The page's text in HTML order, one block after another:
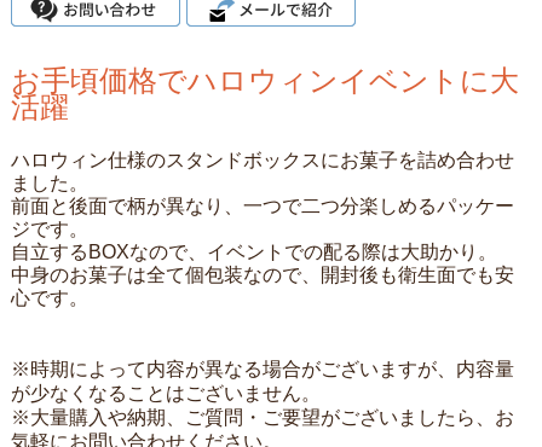
お手頃価格でハロウィンイベントに大
活躍
ハロウィン仕様のスタンドボックスにお菓子を詰め合わせ
ました。
前面と後面で柄が異なり、一つで二つ分楽しめるパッケー
ジです。
自立するBOXなので、イベントでの配る際は大助かり。
中身のお菓子は全て個包装なので、開封後も衛生面でも安
心です。
※時期によって内容が異なる場合がございますが、内容量
が少なくなることはございません。
※大量購入や納期、ご質問・ご要望がございましたら、お
気軽にお問い合わせください。